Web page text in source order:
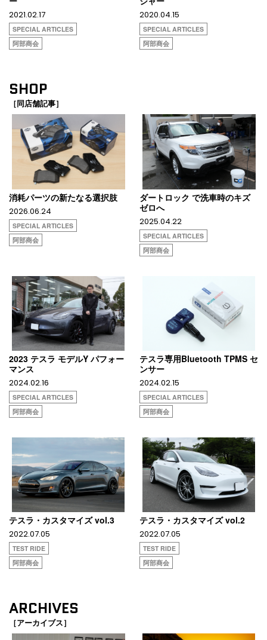
2021.02.17
SPECIAL ARTICLES
阿部商会
2020.04.15
SPECIAL ARTICLES
阿部商会
SHOP
［同店舗記事］
消耗パーツの新たなる選択肢
2026.06.24
SPECIAL ARTICLES
阿部商会
ダートロック で洗車時のキズ
ゼロへ
2025.04.22
SPECIAL ARTICLES
阿部商会
2023 テスラ モデルY パフォー
マンス
2024.02.16
SPECIAL ARTICLES
阿部商会
テスラ専用Bluetooth TPMS セ
ンサー
2024.02.15
SPECIAL ARTICLES
阿部商会
テスラ・カスタマイズ vol.3
2022.07.05
TEST RIDE
阿部商会
テスラ・カスタマイズ vol.2
2022.07.05
TEST RIDE
阿部商会
ARCHIVES
［アーカイブス］